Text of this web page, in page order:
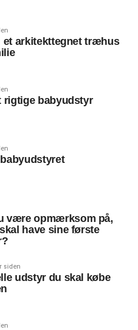
et arkitekttegnet træhus
rigtige babyudstyr
være opmærksom på,
have sine første
siden
udstyr du skal købe